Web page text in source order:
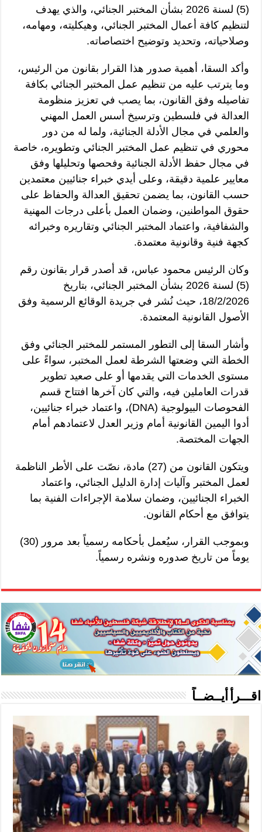
(5) لسنة 2026 بشأن المختبر الجنائي، والذي يهدف
لتنظيم كافة أعمال المختبر الجنائي، وهيكليته، ومهامه،
وصلاحياته، وتحديد وتوضيح اختصاصاته.
وأكد السقا، أهمية صدور هذا القرار بقانون من الرئيس،
وما يترتب عليه من تنظيم عمل المختبر الجنائي بكافة
تفاصيله وفق القانون، بما يصب في تعزيز منظومة
العدالة في فلسطين وترسيخ أسس العمل المهني
والعلمي في مجال الأدلة الجنائية، ولما له من دور
محوري في تنظيم عمل المختبر الجنائي وتطويره، خاصة
في مجال حفظ الأدلة الجنائية وفحصها وتحليلها وفق
معايير علمية دقيقة، وعلى أيدي خبراء جنائيين معتمدين
حسب القانون، بما يضمن تحقيق العدالة والحفاظ على
حقوق المواطنين، وضمان العمل بأعلى درجات المهنية
والشفافية، واعتماد المختبر الجنائي وتقاريره وخبرائه
كجهة فنية وقانونية معتمدة.
وكان الرئيس محمود عباس، قد أصدر قرار بقانون رقم
(5) لسنة 2026 بشأن المختبر الجنائي، بتاريخ
18/2/2026، حيث نُشر في جريدة الوقائع الرسمية وفق
الأصول القانونية المعتمدة.
وأشار السقا إلى التطور المستمر للمختبر الجنائي وفق
الخطة التي وضعتها الشرطة لعمل المختبر، سواءً على
مستوى الخدمات التي يقدمها أو على صعيد تطوير
قدرات العاملين فيه، والتي كان آخرها افتتاح قسم
الفحوصات البيولوجية (DNA)، واعتماد خبراء جنائيين،
أدوا اليمين القانونية أمام وزير العدل لاعتمادهم أمام
الجهات المختصة.
ويتكون القانون من (27) مادة، نصّت على الأطر الناظمة
لعمل المختبر وآليات إدارة الدليل الجنائي، واعتماد
الخبراء الجنائيين، وضمان سلامة الإجراءات الفنية بما
يتوافق مع أحكام القانون.
وبموجب القرار، سيُعمل بأحكامه رسمياً بعد مرور (30)
يوماً من تاريخ صدوره ونشره رسمياً.
اقـــرأ أيــضــاً